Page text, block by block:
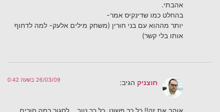
אהבתי.
בהחלט כמו שדינקיס אמר-
יותר מההוא עם בני חורין (משחק מילים אלעק- למה לדחוף
אותו בלי קשר)
חוצניק הגיב: 26/03/09 בשעה 0:42
אוהב את זה!! כל כך פשוט, כל כך טוב… לסגור כמה חורים